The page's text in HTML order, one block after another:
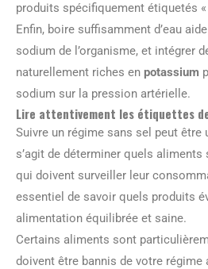
produits spécifiquement étiquetés
Enfin, boire suffisamment d’eau
sodium de l’organisme, et intégrer
naturellement riches en potassium
sodium sur la pression artérielle.
Lire attentivement les étiquettes
Suivre un régime sans sel peut être
s’agit de déterminer quels
qui doivent surveiller leur
essentiel de savoir quels produits
alimentation équilibrée et saine.
Certains aliments sont
doivent être bannis de votre régime